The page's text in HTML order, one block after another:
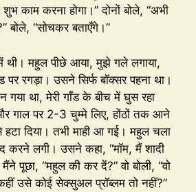
काम करना होगा।” दोनों बोले, “अभी
बोले, “सोचकर बताएँगे।”
थी। महुल पीछे आया, मुझे गले लगाया,
रगड़ा। उसने सिर्फ बॉक्सर पहना था।
गया था, मेरी गाँड के बीच में घुस रहा
गाल पर 2-3 चुम्मे लिए, होंठों तक आने
हटा दिया। तभी माही आ गई। महुल चला
करने लगी। उसने कहा, “मॉम, मैं शादी
पूछा, “महुल की कर दें?” वो बोली, “वो
उसे कोई सेक्सुअल प्रॉब्लम तो नहीं?”